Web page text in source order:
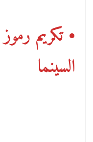
• تكريم
السينما